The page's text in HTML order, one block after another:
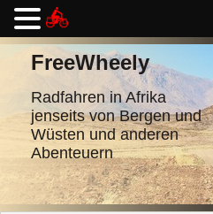
Zum
springenFreeWheely
Radfahren in Afrika
jenseits von Bergen und
Wüsten und anderen
Abenteuern